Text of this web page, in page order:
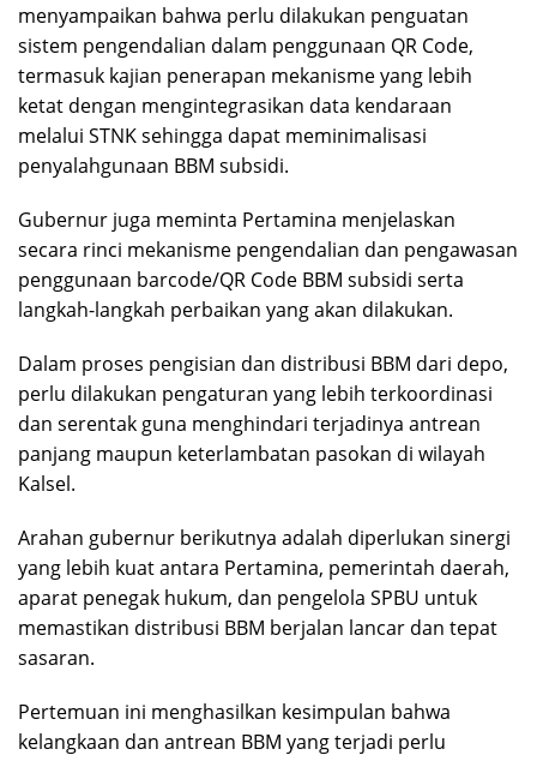
menyampaikan bahwa perlu dilakukan penguatan
sistem pengendalian dalam penggunaan QR Code,
termasuk kajian penerapan mekanisme yang lebih
ketat dengan mengintegrasikan data kendaraan
melalui STNK sehingga dapat meminimalisasi
penyalahgunaan BBM subsidi.
Gubernur juga meminta Pertamina menjelaskan
secara rinci mekanisme pengendalian dan pengawasan
penggunaan barcode/QR Code BBM subsidi serta
langkah-langkah perbaikan yang akan dilakukan.
Dalam proses pengisian dan distribusi BBM dari depo,
perlu dilakukan pengaturan yang lebih terkoordinasi
dan serentak guna menghindari terjadinya antrean
panjang maupun keterlambatan pasokan di wilayah
Kalsel.
Arahan gubernur berikutnya adalah diperlukan sinergi
yang lebih kuat antara Pertamina, pemerintah daerah,
aparat penegak hukum, dan pengelola SPBU untuk
memastikan distribusi BBM berjalan lancar dan tepat
sasaran.
Pertemuan ini menghasilkan kesimpulan bahwa
kelangkaan dan antrean BBM yang terjadi perlu